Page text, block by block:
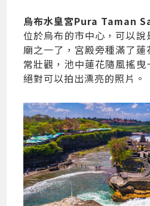
烏布水皇宮Pura Taman
位於烏布的市中心，可以
廟之一了，宮殿旁種滿了
常壯觀，池中蓮花隨風搖
絕對可以拍出漂亮的照片。